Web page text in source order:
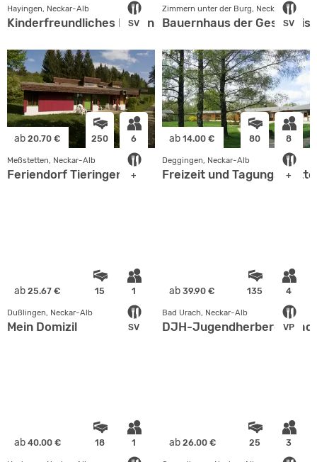
SV
Hayingen, Neckar-Alb
Kinderfreundliches Ferienhaus "Zum Schneiderlein"
SV
Zimmern unter der Burg, Neckar-Alb
Bauernhaus der
ab 20.70 € 250 6
+
Meßstetten, Neckar-Alb
Feriendorf Tieringen
ab 14.00 € 80 8
+
Deggingen, Neckar-Alb
Freizeit und
ab 25.67 € 15 1
SV
Dußlingen, Neckar-Alb
Mein Domizil
ab 39.90 € 135 4
VP
Bad Urach, Neckar-Alb
DJH-Jugendherberge Bad
ab 40.00 € 18 1 ab 26.00 € 25 3